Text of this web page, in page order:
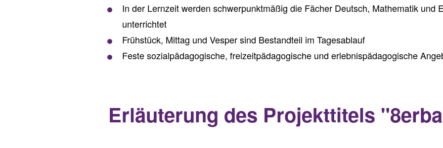
In der Lernzeit werden schwerpunktmäßig die Fächer Deutsch, Mathematik und
unterrichtet
Frühstück, Mittag und Vesper sind Bestandteil im Tagesablauf
Feste sozialpädagogische, freizeitpädagogische und erlebnispädagogische
Erläuterung des Projekttitels